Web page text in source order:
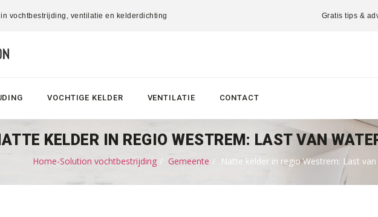
vochtbestrijding, ventilatie en kelderdichting Gratis tips &
VOCHTIGE KELDER VENTILATIE CONTACT
KELDER IN REGIO WESTREM: LAST VAN
Home-Solution vochtbestrijding Gemeente Natte kelder in regio Westrem: Last